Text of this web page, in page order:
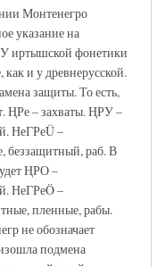
Монтенегро
указание на
иртышской фонетики
и у древнерусской.
защиты. То есть,
ҢРе – захваты. ҢРУ –
НеГРеÜ –
беззащитный, раб. В
ҢРО –
НеГРеÖ –
пленные, рабы.
не обозначает
подмена